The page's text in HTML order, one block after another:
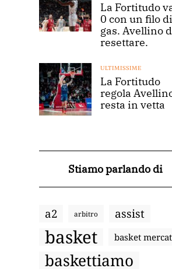
La Fortitudo
0 con un filo di
gas. Avellino
resettare.
ULTIMISSIME
La Fortitudo
regola
resta in vetta
Stiamo parlando di
a2 arbitro assist
basket basket
baskettiamo